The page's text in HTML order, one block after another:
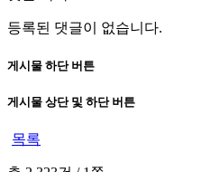
등록된 댓글이 없습니다.
게시물 하단 버튼
게시물 상단 및 하단 버튼
목록